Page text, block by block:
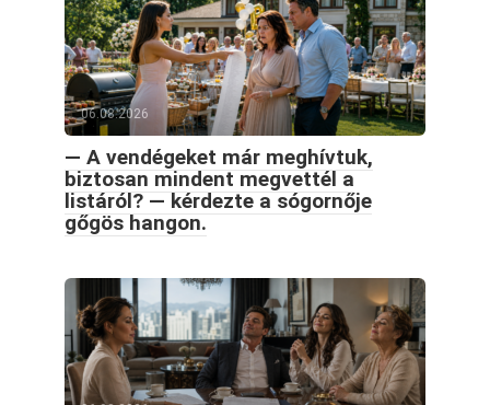
06.08.2026
— A vendégeket már meghívtuk,
biztosan mindent megvettél a
listáról? — kérdezte a sógornője
gőgös hangon.